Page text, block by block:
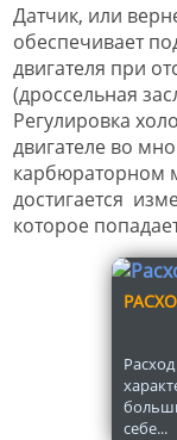
Датчик, или
обеспечивает
двигателя при
(дроссельная
Регулировка
двигателе во
карбюраторном
достигается
которое
себе...